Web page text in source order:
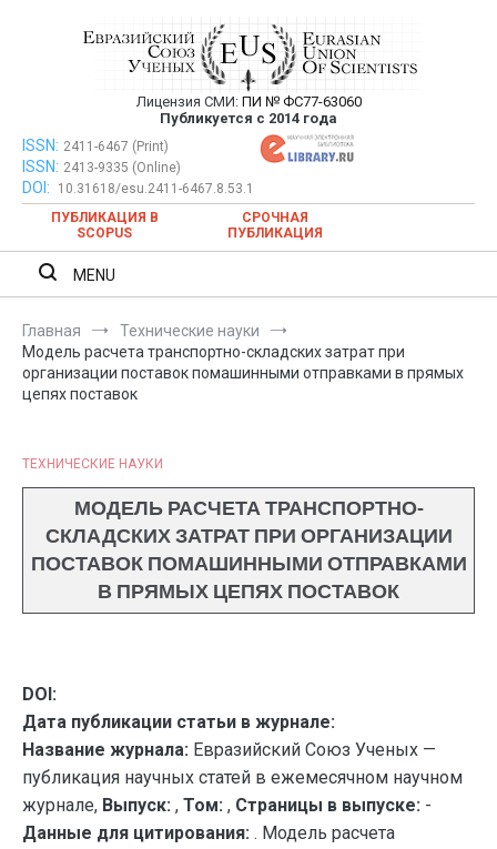
Евразийский Союз Ученых —
публикация научных статей в
ежемесячном научном журнале
Лицензия СМИ: ПИ № ФС77-63060
Публикуется с 2014 года
Евразийский Союз Ученых — публикация научных статей в
ежемесячном научном журнале
ISSN: 2411-6467 (Print)
ISSN: 2413-9335 (Online)
DOI:
10.31618/esu.2411-6467.8.53.1
ПУБЛИКАЦИЯ В
SCOPUS
СРОЧНАЯ
ПУБЛИКАЦИЯ
MENU
Главная
Технические науки
Модель расчета транспортно-складских затрат при
организации поставок помашинными отправками в прямых
цепях поставок
ТЕХНИЧЕСКИЕ НАУКИ
МОДЕЛЬ РАСЧЕТА ТРАНСПОРТНО-
СКЛАДСКИХ ЗАТРАТ ПРИ ОРГАНИЗАЦИИ
ПОСТАВОК ПОМАШИННЫМИ ОТПРАВКАМИ
В ПРЯМЫХ ЦЕПЯХ ПОСТАВОК
DOI:
Дата публикации статьи в журнале:
Название журнала: Евразийский Союз Ученых —
публикация научных статей в ежемесячном научном
журнале, Выпуск: , Том: , Страницы в выпуске: -
Данные для цитирования: . Модель расчета